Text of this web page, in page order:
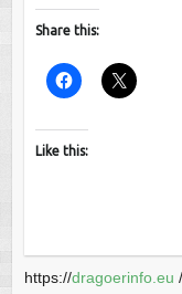
Share this:
Like this:
https://dragoerinfo.eu /